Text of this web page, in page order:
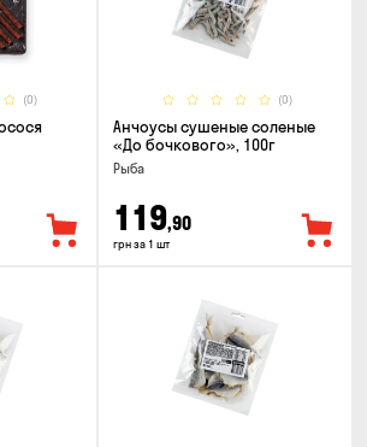
(0) (0)
Анчоусы сушеные соленые
«До бочкового», 100г
Рыба
119,90
грн за 1 шт